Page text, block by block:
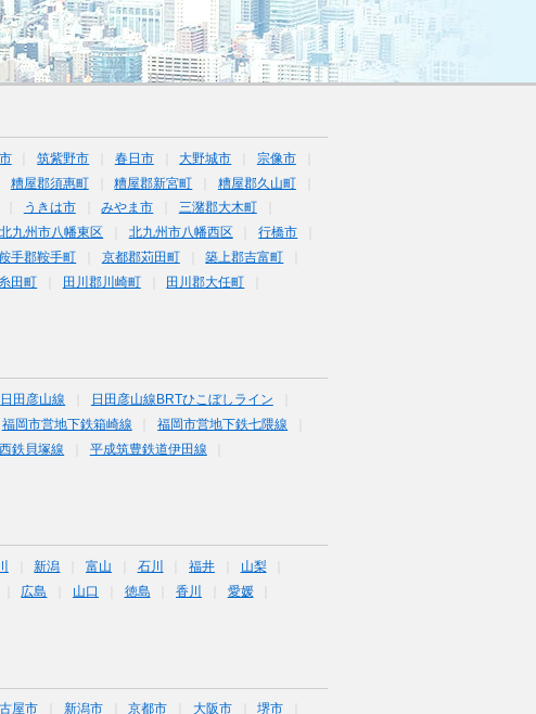
筑紫野市 春日市 大野城市
宗像市
糟屋郡須惠町 糟屋郡新宮町
糟屋郡久山町
うきは市 みやま市
三潴郡大木町
北九州市八幡東区 北九州市八幡西区
行橋市
手郡鞍手町 京都郡苅田町
築上郡吉富町
田町 田川郡川崎町
田川郡大任町
日田彦山線
日田彦山線BRTひこぼしライン
福岡市営地下鉄箱崎線
福岡市営地下鉄七隈線
西鉄貝塚線
平成筑豊鉄道伊田線
新潟 富山 石川 福井
山梨
広島 山口 徳島 香川
愛媛
屋市 新潟市 京都市 大阪市 堺市